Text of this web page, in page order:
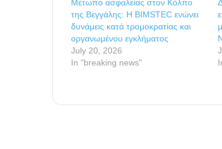
Μέτωπο ασφαλείας στον Κόλπο
της Βεγγάλης: Η BIMSTEC ενώνει
δυνάμεις κατά τρομοκρατίας και
οργανωμένου εγκλήματος
July 20, 2026
In "breaking news"